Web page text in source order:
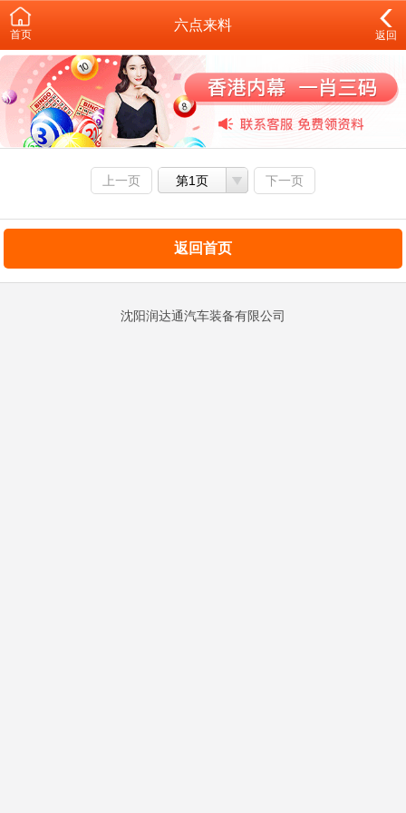
首页
六点来料
返回
上一页 第1页 下一页
返回首页
沈阳润达通汽车装备有限公司